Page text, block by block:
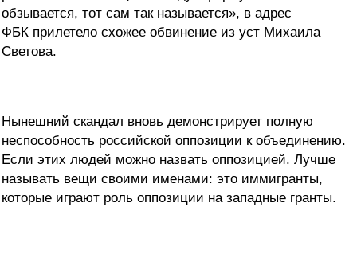
обзывается, тот сам так называется», в адрес
ФБК прилетело схожее обвинение из уст Михаила
Светова.
Нынешний скандал вновь демонстрирует полную
неспособность российской оппозиции к объединению.
Если этих людей можно назвать оппозицией. Лучше
называть вещи своими именами: это иммигранты,
которые играют роль оппозиции на западные гранты.